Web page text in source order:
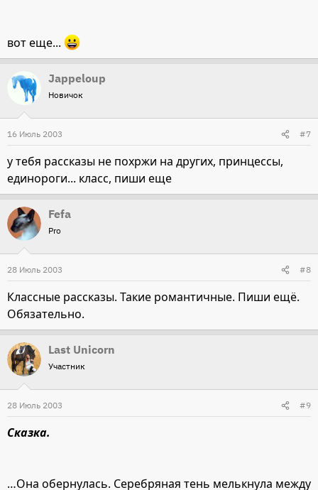
вот еще...
Jappeloup
Новичок
16 Июль 2003 #7
у тебя рассказы не похржи на других, принцессы,
единороги... класс, пиши еще
Fefa
Pro
28 Июль 2003 #8
Классные рассказы. Такие романтичные. Пиши ещё.
Обязательно.
Last Unicorn
Участник
28 Июль 2003 #9
Сказка.
…Она обернулась. Серебряная тень мелькнула между